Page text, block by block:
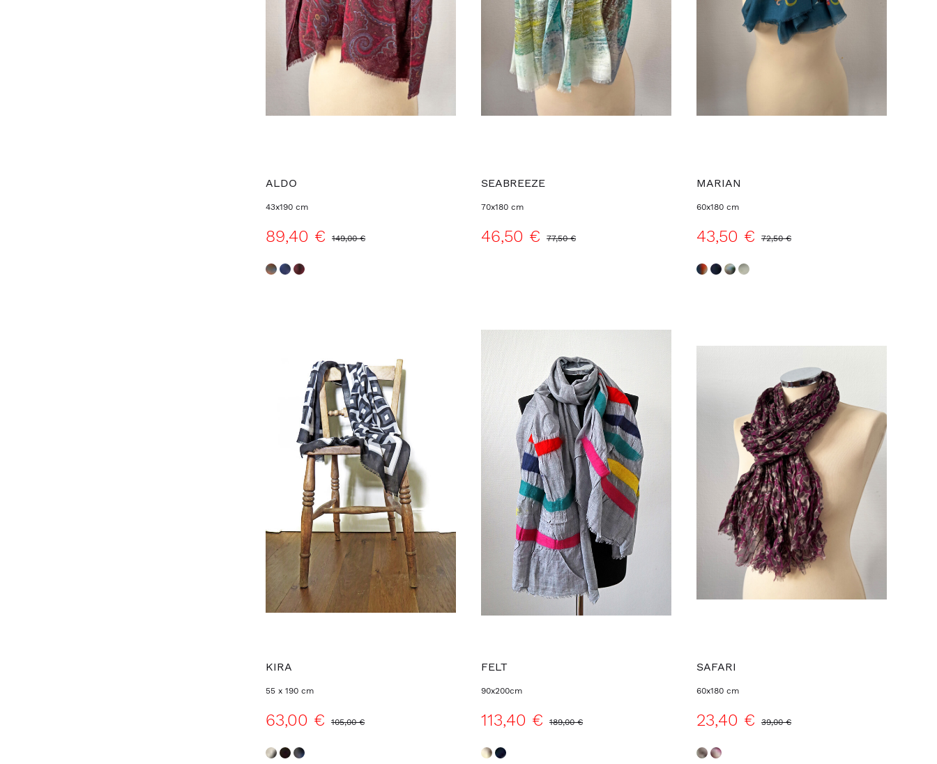
ALDO
43x190 cm
89,40 € 149,00 €
SEABREEZE
70x180 cm
46,50 € 77,50 €
MARIAN
60x180 cm
43,50 € 72,50 €
KIRA
55 x 190 cm
63,00 € 105,00 €
FELT
90x200cm
113,40 € 189,00 €
SAFARI
60x180 cm
23,40 € 39,00 €